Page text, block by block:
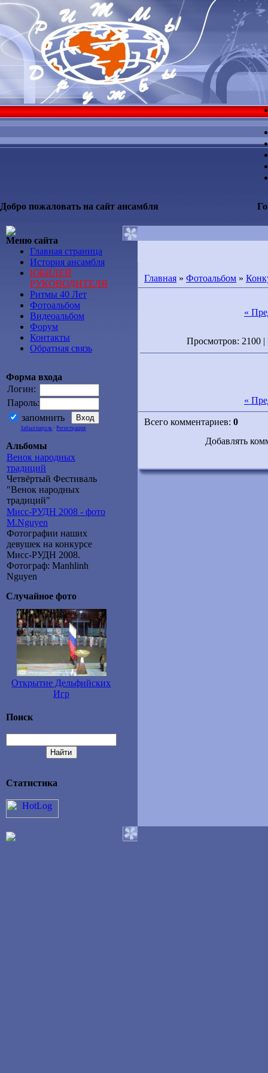
Добро пожаловать на сайт ансамбля
Меню сайта
Главная страница
История ансамбля
ЮБИЛЕЙ
РУКОВОДИТЕЛЯ
Ритмы 40 Лет
Фотоальбом
Видеоальбом
Форум
Контакты
Обратная связь
Форма входа
Логин:
Пароль:
запомнить
Забыл пароль ·Регистрация
Альбомы
Венок народных
традиций
Четвёртый Фестиваль
"Венок народных
традиций"
Мисс-РУДН 2008 - фото
M.Nguyen
Фотографии наших
девушек на конкурсе
Мисс-РУДН 2008.
Фотограф: Manhlinh
Nguyen
Случайное фото
Открытие Дельфийских
Игр
Поиск
Статистика
Главная » Фотоальбом »
«
Просмотров: 2100
«
Всего комментариев: 0
Добавлять